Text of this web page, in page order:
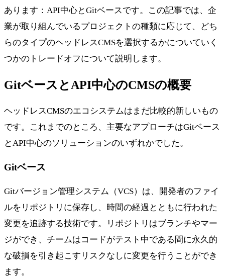
あります：API中心とGitベースです。この記事では、企
業が取り組んでいるプロジェクトの種類に応じて、どち
らのタイプのヘッドレスCMSを選択するかについていく
つかのトレードオフについて説明します。
GitベースとAPI中心のCMSの概要
ヘッドレスCMSのエコシステムはまだ比較的新しいもの
です。これまでのところ、主要なアプローチはGitベース
とAPI中心のソリューションのいずれかでした。
Gitベース
Gitバージョン管理システム（VCS）は、開発者のファイ
ルをリポジトリに保存し、時間の経過とともに行われた
変更を追跡する技術です。リポジトリはブランチやマー
ジができ、チームはコードがテスト中である間に永久的
な破損を引き起こすリスクなしに変更を行うことができ
ます。